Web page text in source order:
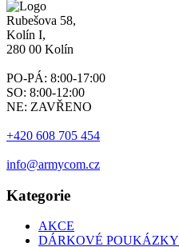
Rubešova 58,
Kolín I,
280 00 Kolín
PO-PÁ: 8:00-17:00
SO: 8:00-12:00
NE: ZAVŘENO
+420 608 705 454
info@armycom.cz
Kategorie
AKCE
DÁRKOVÉ POUKÁZKY